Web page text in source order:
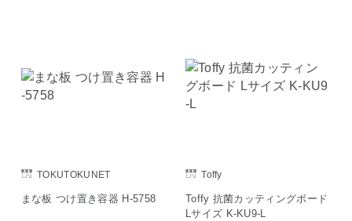
TOKUTOKUNET
まな板 つけ置き容器 H-5758
Toffy
Toffy 抗菌カッティングボード
Lサイズ K-KU9-L